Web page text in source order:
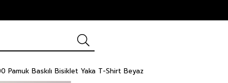
Pamuk Baskılı Bisiklet Yaka T-Shirt Beyaz